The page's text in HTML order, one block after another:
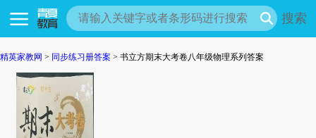
搜索
精英家教网 > 同步练习册答案 > 书立方期末大考卷八年级物理系列答案